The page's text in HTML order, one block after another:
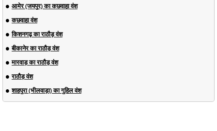
आमेर (जयपुर) का कछवाहा वंश
कछवाहा वंश
किशनगढ़ का राठौड़ वंश
बीकानेर का राठौड़ वंश
मारवाड़ का राठौड़ वंश
राठौड़ वंश
शाहपुरा (भीलवाड़ा) का गुहिल वंश